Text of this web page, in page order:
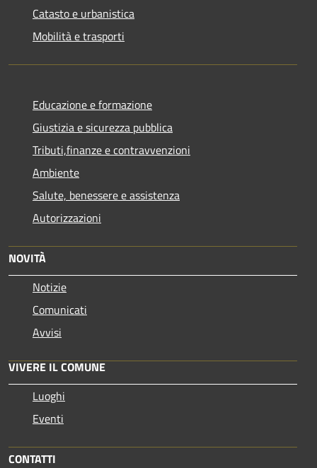
Catasto e urbanistica
Mobilità e trasporti
Educazione e formazione
Giustizia e sicurezza pubblica
Tributi,finanze e contravvenzioni
Ambiente
Salute, benessere e assistenza
Autorizzazioni
NOVITÀ
Notizie
Comunicati
Avvisi
VIVERE IL COMUNE
Luoghi
Eventi
CONTATTI